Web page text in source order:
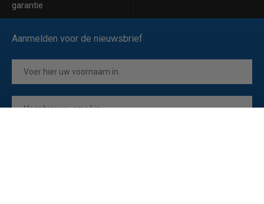
garantie
Aanmelden voor de nieuwsbrief